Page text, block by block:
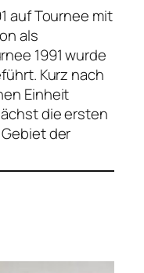
auf Tournee mit
als
1991 wurde
Kurz nach
Einheit
die ersten
der